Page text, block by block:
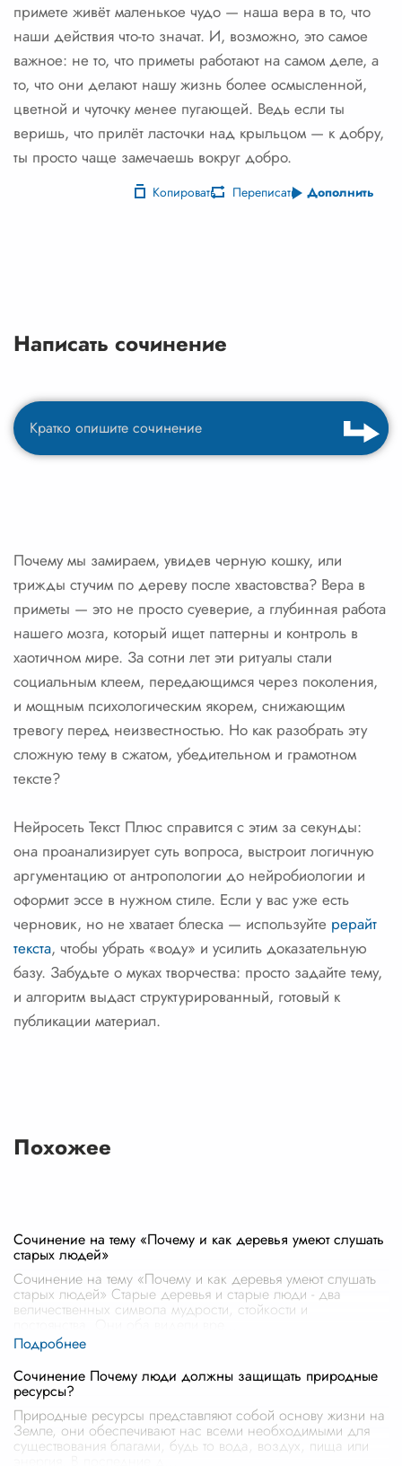
примете живёт маленькое чудо — наша вера в то, что
наши действия что-то значат. И, возможно, это самое
важное: не то, что приметы работают на самом деле, а
то, что они делают нашу жизнь более осмысленной,
цветной и чуточку менее пугающей. Ведь если ты
веришь, что прилёт ласточки над крыльцом — к добру,
ты просто чаще замечаешь вокруг добро.
Копировать Переписать Дополнить
Написать сочинение
Почему мы замираем, увидев черную кошку, или
трижды стучим по дереву после хвастовства? Вера в
приметы — это не просто суеверие, а глубинная работа
нашего мозга, который ищет паттерны и контроль в
хаотичном мире. За сотни лет эти ритуалы стали
социальным клеем, передающимся через поколения,
и мощным психологическим якорем, снижающим
тревогу перед неизвестностью. Но как разобрать эту
сложную тему в сжатом, убедительном и грамотном
тексте?
Нейросеть Текст Плюс справится с этим за секунды:
она проанализирует суть вопроса, выстроит логичную
аргументацию от антропологии до нейробиологии и
оформит эссе в нужном стиле. Если у вас уже есть
черновик, но не хватает блеска — используйте рерайт
текста, чтобы убрать «воду» и усилить доказательную
базу. Забудьте о муках творчества: просто задайте тему,
и алгоритм выдаст структурированный, готовый к
публикации материал.
Похожее
Сочинение на тему «Почему и как деревья умеют слушать
старых людей»
Сочинение на тему «Почему и как деревья умеют слушать
старых людей» Старые деревья и старые люди - два
величественных символа мудрости, стойкости и
Сочинение Почему люди должны защищать природные
ресурсы?
Природные ресурсы представляют собой основу жизни на
Земле, они обеспечивают нас всеми необходимыми для
существования благами, будь то вода, воздух, пища или